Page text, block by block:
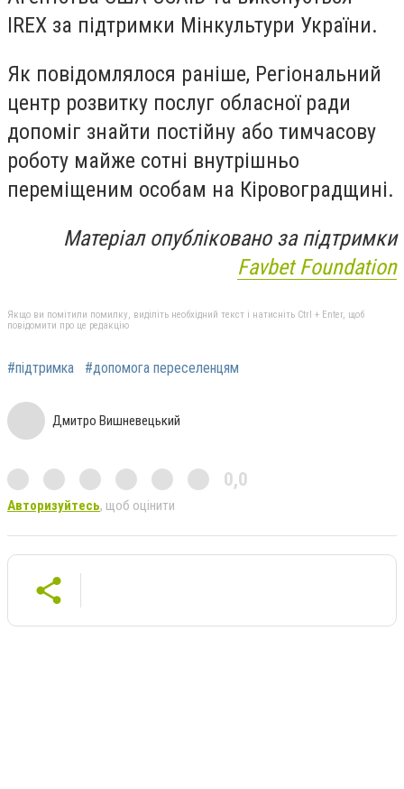
IREX за підтримки Мінкультури України.
Як повідомлялося раніше, Регіональний
центр розвитку послуг обласної ради
допоміг знайти постійну або тимчасову
роботу майже сотні внутрішньо
переміщеним особам на Кіровоградщині.
Матеріал опубліковано за підтримки
Favbet Foundation
Якщо ви помітили помилку, виділіть необхідний текст і натисніть Ctrl + Enter, щоб
повідомити про це редакцію
#підтримка #допомога переселенцям
Дмитро Вишневецький
0,0
Авторизуйтесь, щоб оцінити